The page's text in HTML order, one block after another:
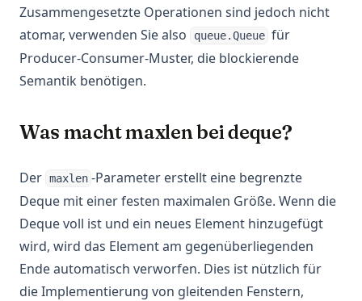
Zusammengesetzte Operationen sind jedoch nicht
atomar, verwenden Sie also
queue.Queue für
Producer-Consumer-Muster, die blockierende
Semantik benötigen.
Was macht maxlen bei deque?
Der maxlen -Parameter erstellt eine begrenzte
Deque mit einer festen maximalen Größe. Wenn die
Deque voll ist und ein neues Element hinzugefügt
wird, wird das Element am gegenüberliegenden
Ende automatisch verworfen. Dies ist nützlich für
die Implementierung von gleitenden Fenstern,